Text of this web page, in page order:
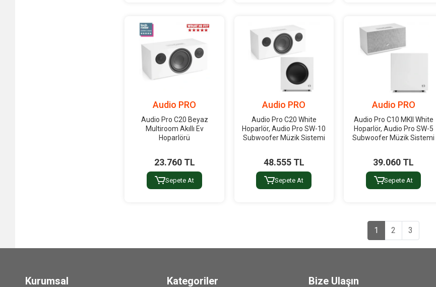
Audio PRO
Audio Pro C20 Beyaz
Multiroom Akıllı Ev
Hoparlörü
23.760 TL
Sepete At
Audio PRO
Audio Pro C20 White
Hoparlör, Audio Pro SW-10
Subwoofer Müzik Sistemi
48.555 TL
Sepete At
Audio PRO
Audio Pro C10 MKII White
Hoparlör, Audio Pro SW-5
Subwoofer Müzik Sistemi
39.060 TL
Sepete At
1 2 3
Kurumsal Kategoriler Bize Ulaşın